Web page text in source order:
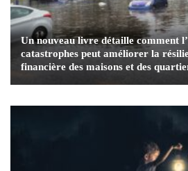
Un nouveau livre détaille comment
catastrophes peut améliorer la
financière des maisons et des